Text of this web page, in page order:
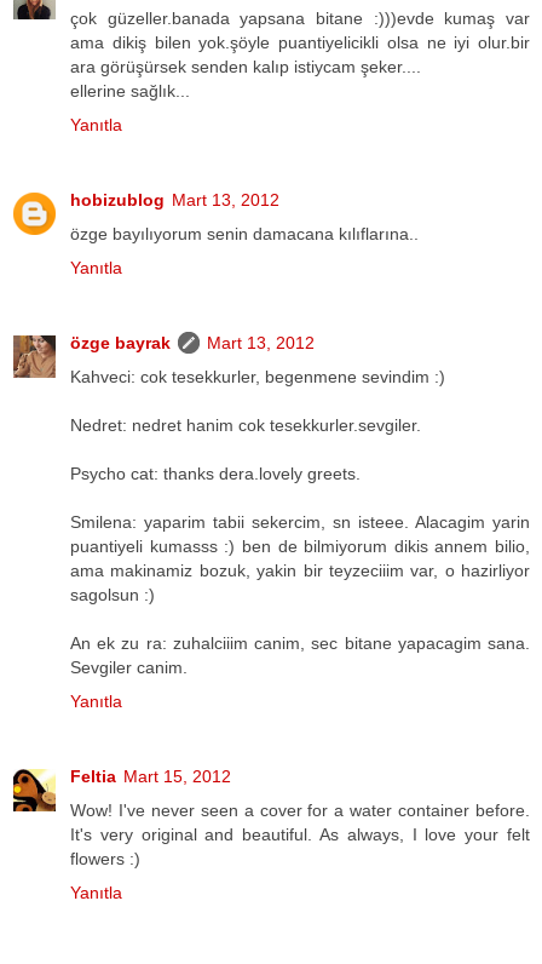
çok güzeller.banada yapsana bitane :)))evde kumaş var
ama dikiş bilen yok.şöyle puantiyelicikli olsa ne iyi olur.bir
ara görüşürsek senden kalıp istiycam şeker....
ellerine sağlık...
Yanıtla
hobizublog Mart 13, 2012
özge bayılıyorum senin damacana kılıflarına..
Yanıtla
özge bayrak
Mart 13, 2012
Kahveci: cok tesekkurler, begenmene sevindim :)
Nedret: nedret hanim cok tesekkurler.sevgiler.
Psycho cat: thanks dera.lovely greets.
Smilena: yaparim tabii sekercim, sn isteee. Alacagim yarin
puantiyeli kumasss :) ben de bilmiyorum dikis annem bilio,
ama makinamiz bozuk, yakin bir teyzeciiim var, o hazirliyor
sagolsun :)
An ek zu ra: zuhalciiim canim, sec bitane yapacagim sana.
Sevgiler canim.
Yanıtla
Feltia Mart 15, 2012
Wow! I've never seen a cover for a water container before.
It's very original and beautiful. As always, I love your felt
flowers :)
Yanıtla